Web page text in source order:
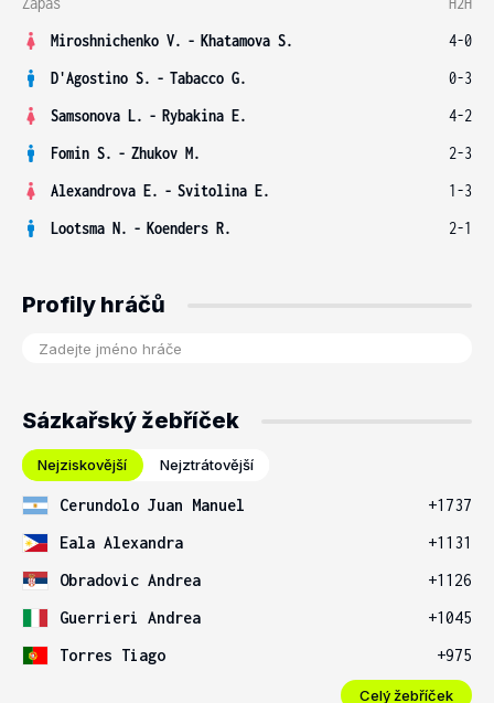
Miroshnichenko V. - Khatamova S.
4-0
D'Agostino S. - Tabacco G.
0-3
Samsonova L. - Rybakina E.
4-2
Fomin S. - Zhukov M.
2-3
Alexandrova E. - Svitolina E.
1-3
Lootsma N. - Koenders R. 2-1
Profily hráčů
Sázkařský žebříček
Nejziskovější Nejztrátovější
Cerundolo Juan Manuel
+1737
Eala Alexandra
+1131
Obradovic Andrea
+1126
Guerrieri Andrea
+1045
Torres Tiago
+975
Celý žebříček